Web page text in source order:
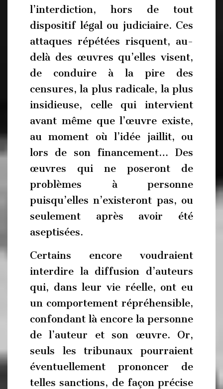
l’interdiction, hors de tout
dispositif légal ou judiciaire. Ces
attaques répétées risquent, au-
delà des œuvres qu’elles visent,
de conduire à la pire des
censures, la plus radicale, la plus
insidieuse, celle qui intervient
avant même que l’œuvre existe,
au moment où l’idée jaillit, ou
lors de son financement… Des
œuvres qui ne poseront de
problèmes à personne
puisqu’elles n’existeront pas, ou
seulement après avoir été
aseptisées.
Certains encore voudraient
interdire la diffusion d’auteurs
qui, dans leur vie réelle, ont eu
un comportement répréhensible,
confondant là encore la personne
de l’auteur et son œuvre. Or,
seuls les tribunaux pourraient
éventuellement prononcer de
telles sanctions, de façon précise